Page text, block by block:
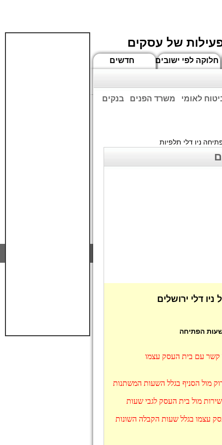
של עסקים
חדשים חלוקה לפי ישובים
בנקים משרד הפנים לאומי
ניו דלי תלפיות
דלי ירושלים
הפתיחה
קשר עם בית העסק עצמו
מול הסניף בגלל השעות המשתנות
מול בית העסק לגבי שעות
עצמו בגלל שעות הקבלה השונות